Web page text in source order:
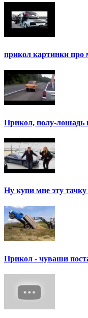
прикол картинки
Прикол, полу-лошадь
Ну купи мне эту
Прикол - чуваши